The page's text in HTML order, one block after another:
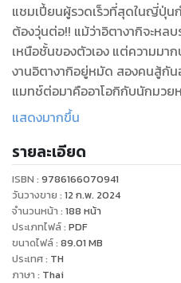
แชมเปี้ยนผู้รวดเร็วที่สุดในญี่ปุ่น
ต้องวุ่นต่อ!! แม้ว่าอิตางากิจะหล
เหนือชั้นของตัวเอง แต่ความมา
งานอิตางากิอยู่หมัด สองคนสู้กั
แมทช์ต่อมาคืออาโอกิกับนักมวย
เหลือเชื่อก็บังเกิดขึ้น!?
แสดงมากขึ้น
รายละเอียด
ISBN : 9786166070941
วันวางขาย : 12 ก.พ. 2024
จำนวนหน้า : 188 หน้า
ประเภทไฟล์: PDF
ขนาดไฟล์: 89.01 MB
ประเทศ: TH
ภาษา : Thai